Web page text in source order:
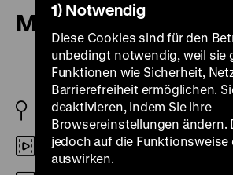
My Terrorist
IS 2002
Beta SP
1) Notwendig
Diese Cookies sind für den
unbedingt notwendig, weil sie
Funktionen wie Sicherheit,
Barrierefreiheit ermöglichen.
deaktivieren, indem Sie ihre
Browsereinstellungen ändern.
jedoch auf die Funktionsweise
auswirken.